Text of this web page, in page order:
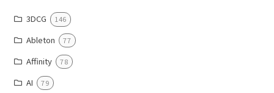
3DCG 146
Ableton 77
Affinity 78
AI 79